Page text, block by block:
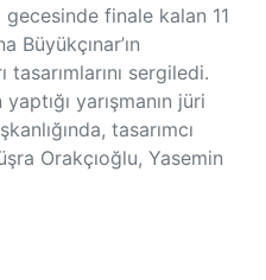
gecesinde finale kalan 11
Büyükçınar’ın
tasarımlarını sergiledi.
yarışmanın jüri
tasarımcı
Orakçıoğlu, Yasemin